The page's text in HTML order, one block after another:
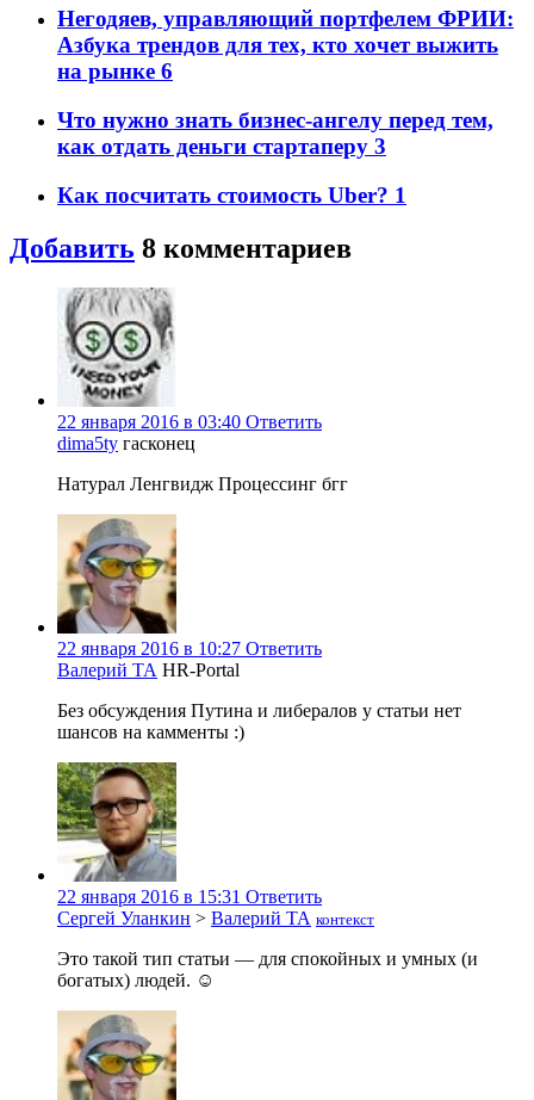
Негодяев, управляющий портфелем ФРИИ:
Азбука трендов для тех, кто хочет выжить
на рынке 6
Что нужно знать бизнес-ангелу перед тем,
как отдать деньги ​стартаперу 3
Как посчитать стоимость Uber? 1
Добавить 8 комментариев
22 января 2016 в 03:40 Ответить
dima5ty гасконец
Натурал Ленгвидж Процессинг бгг
22 января 2016 в 10:27 Ответить
Валерий ТА HR-Portal
Без обсуждения Путина и либералов у статьи нет
шансов на камменты :)
22 января 2016 в 15:31 Ответить
Сергей Уланкин > Валерий ТА контекст
Это такой тип статьи — для спокойных и умных (и
богатых) людей. ☺